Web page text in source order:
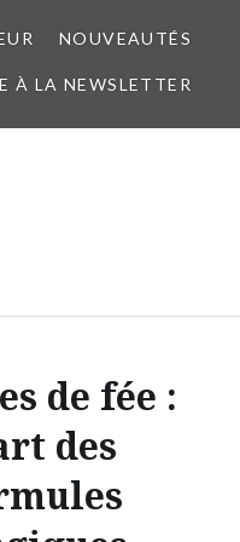
NOUVEAUTÉS
À LA NEWSLETTER
de fée :
des